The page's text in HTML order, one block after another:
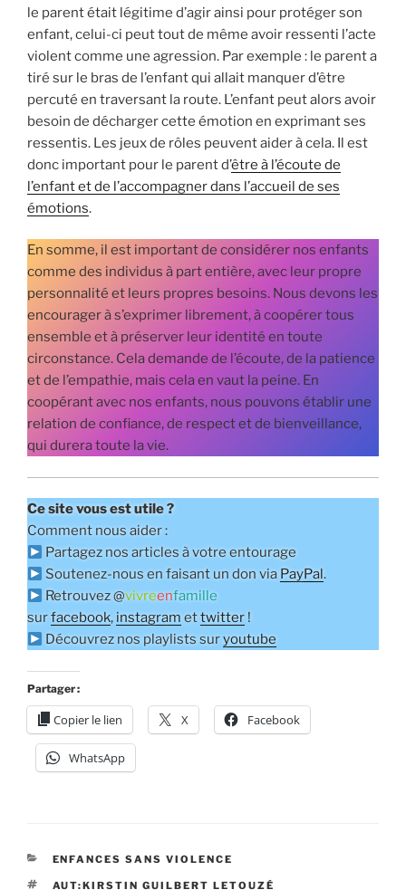
le parent était légitime d’agir ainsi pour protéger son
enfant, celui-ci peut tout de même avoir ressenti l’acte
violent comme une agression. Par exemple : le parent a
tiré sur le bras de l’enfant qui allait manquer d’être
percuté en traversant la route. L’enfant peut alors avoir
besoin de décharger cette émotion en exprimant ses
ressentis. Les jeux de rôles peuvent aider à cela. Il est
donc important pour le parent d’être à l’écoute de
l’enfant et de l’accompagner dans l’accueil de ses
émotions.
En somme, il est important de considérer nos enfants
comme des individus à part entière, avec leur propre
personnalité et leurs propres besoins. Nous devons les
encourager à s’exprimer librement, à coopérer tous
ensemble et à préserver leur identité en toute
circonstance. Cela demande de l’écoute, de la patience
et de l’empathie, mais cela en vaut la peine. En
coopérant avec nos enfants, nous pouvons établir une
relation de confiance, de respect et de bienveillance,
qui durera toute la vie.
Ce site vous est utile ?
Comment nous aider :
Partagez nos articles à votre entourage
Soutenez-nous en faisant un don via PayPal.
Retrouvez @vivreenfamille
surfacebook, instagram ettwitter !
Découvrez nos playlists suryoutube
Partager :
Copier le lien X Facebook
WhatsApp
CATÉGORIES
ENFANCES SANS VIOLENCE
ÉTIQUETTES
AUT:KIRSTIN GUILBERT LETOUZÉ